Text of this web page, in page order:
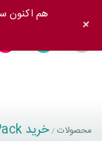
محصولات / خرید Vinderman 2.0 Pack برای پلی استیشن
هم اکنون
+